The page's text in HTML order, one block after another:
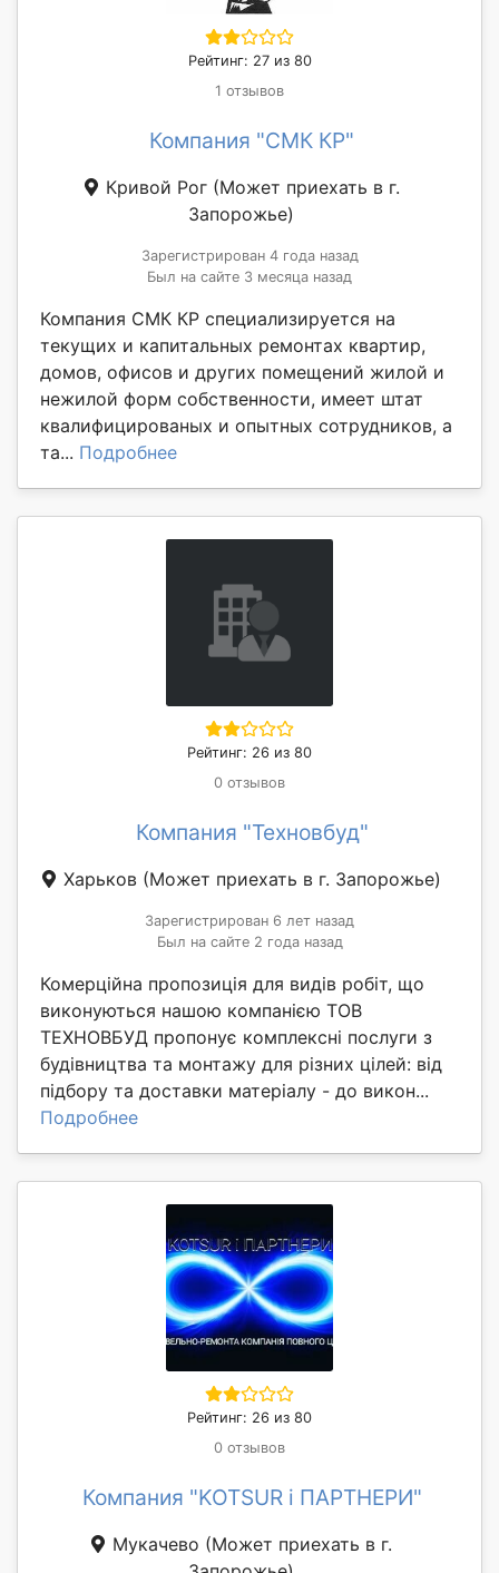
Рейтинг: 27 из 80
1 отзывов
Компания "СМК КР"
Кривой Рог (Может приехать в г.
Запорожье)
Зарегистрирован 4 года назад
Был на сайте 3 месяца назад
Компания СМК КР специализируется на
текущих и капитальных ремонтах квартир,
домов, офисов и других помещений жилой и
нежилой форм собственности, имеет штат
квалифицированых и опытных сотрудников, а
та... Подробнее
Рейтинг: 26 из 80
0 отзывов
Компания "Техновбуд"
Харьков (Может приехать в г. Запорожье)
Зарегистрирован 6 лет назад
Был на сайте 2 года назад
Комерційна пропозиція для видів робіт, що
виконуються нашою компанією ТОВ
ТЕХНОВБУД пропонує комплексні послуги з
будівництва та монтажу для різних цілей: від
підбору та доставки матеріалу - до викон...
Подробнее
Рейтинг: 26 из 80
0 отзывов
Компания "KOTSUR і ПАРТНЕРИ"
Мукачево (Может приехать в г.